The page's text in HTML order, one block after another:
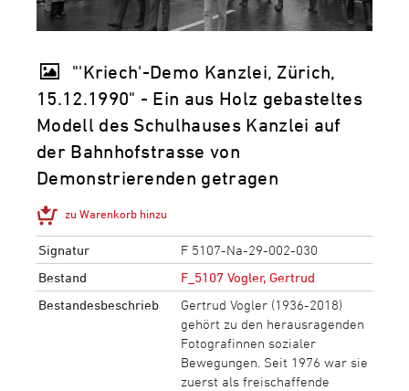
"'Kriech'-Demo Kanzlei, Zürich,
15.12.1990" - Ein aus Holz gebasteltes
Modell des Schulhauses Kanzlei auf
der Bahnhofstrasse von
Demonstrierenden getragen
zu Warenkorb hinzu
Signatur
F 5107-Na-29-002-030
Bestand
F_5107 Vogler, Gertrud
Bestandesbeschrieb
Gertrud Vogler (1936-2018)
gehört zu den herausragenden
Fotografinnen sozialer
Bewegungen. Seit 1976 war sie
zuerst als freischaffende